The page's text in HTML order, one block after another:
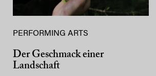
PERFORMING ARTS
Der Geschmack einer
Landschaft